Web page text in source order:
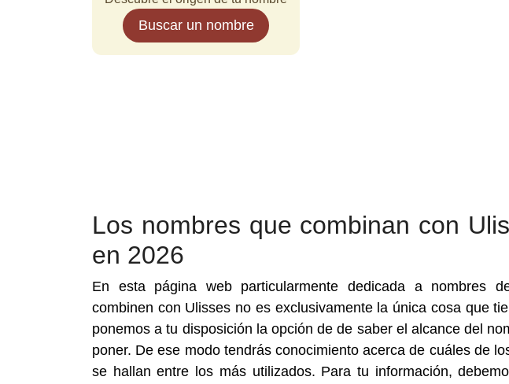
Buscar un nombre
Los nombres que combinan con
en 2026
En esta página web particularmente dedicada a nombres
combinen con Ulisses no es exclusivamente la única cosa que
ponemos a tu disposición la opción de de saber el alcance del
poner. De ese modo tendrás conocimiento acerca de cuáles de
se hallan entre los más utilizados. Para tu información,